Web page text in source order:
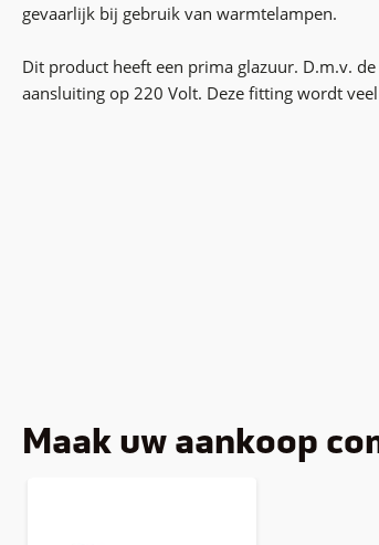
gevaarlijk bij gebruik van warmtelampen.
Dit product heeft een prima glazuur. D.m.v.
aansluiting op 220 Volt. Deze fitting wordt
Maak uw aankoop